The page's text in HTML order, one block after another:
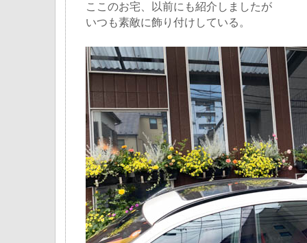
ここのお宅、以前にも紹介しましたが
いつも素敵に飾り付けしている。